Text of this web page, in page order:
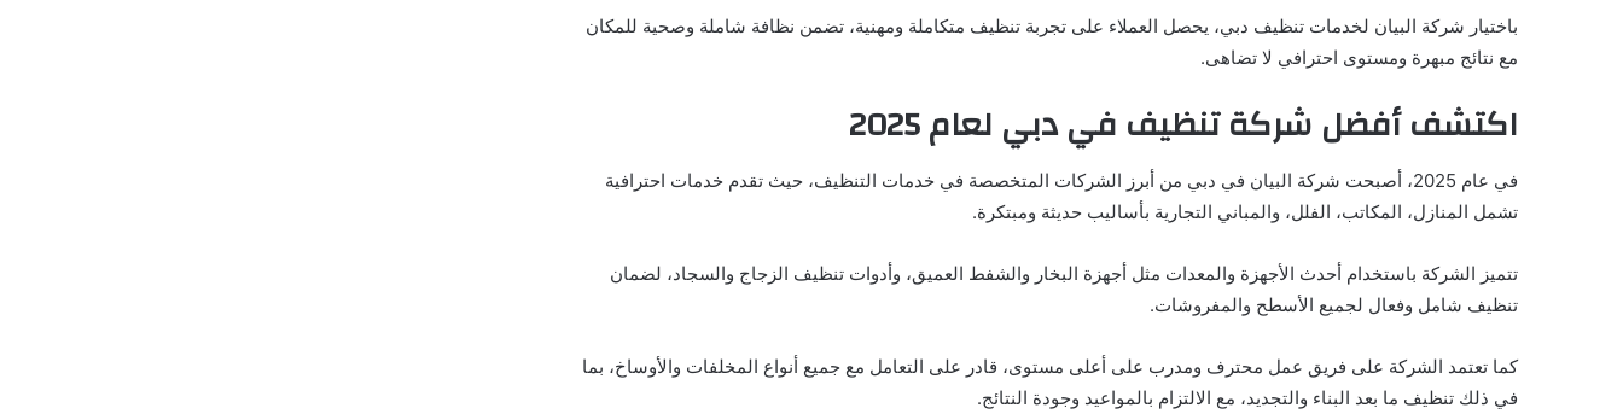
باختيار شركة البيان لخدمات تنظيف دبي، يحصل العملاء على تجربة تنظيف متكاملة ومهنية، تضمن نظافة شاملة وصحية للمكان
مع نتائج مبهرة ومستوى احترافي لا تضاهى.
اكتشف أفضل شركة تنظيف في دبي لعام 2025
في عام 2025، أصبحت شركة البيان في دبي من أبرز الشركات المتخصصة في خدمات التنظيف، حيث تقدم خدمات احترافية
تشمل المنازل، المكاتب، الفلل، والمباني التجارية بأساليب حديثة ومبتكرة.
تتميز الشركة باستخدام أحدث الأجهزة والمعدات مثل أجهزة البخار والشفط العميق، وأدوات تنظيف الزجاج والسجاد، لضمان
تنظيف شامل وفعال لجميع الأسطح والمفروشات.
كما تعتمد الشركة على فريق عمل محترف ومدرب على أعلى مستوى، قادر على التعامل مع جميع أنواع المخلفات والأوساخ، بما
في ذلك تنظيف ما بعد البناء والتجديد، مع الالتزام بالمواعيد وجودة النتائج.